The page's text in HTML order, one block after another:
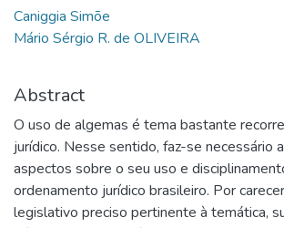
Caniggia Simõe
Mário Sérgio R. de OLIVEIRA
Abstract
O uso de algemas é tema bastante
jurídico. Nesse sentido, faz-se necessário
aspectos sobre o seu uso e
ordenamento jurídico brasileiro. Por
legislativo preciso pertinente à temática,